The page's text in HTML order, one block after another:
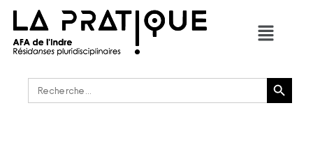
Rechercher : Bouton de recherche